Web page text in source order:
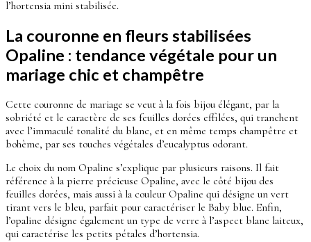
l’hortensia mini stabilisée.
La couronne en fleurs stabilisées
Opaline : tendance végétale pour un
mariage chic et champêtre
Cette couronne de mariage se veut à la fois bijou élégant, par la
sobriété et le caractère de ses feuilles dorées effilées, qui tranchent
avec l’immaculé tonalité du blanc, et en même temps champêtre et
bohème, par ses touches végétales d’eucalyptus odorant.
Le choix du nom Opaline s’explique par plusieurs raisons. Il fait
référence à la pierre précieuse Opaline, avec le côté bijou des
feuilles dorées, mais aussi à la couleur Opaline qui désigne un vert
tirant vers le bleu, parfait pour caractériser le Baby blue. Enfin,
l’opaline désigne également un type de verre à l’aspect blanc laiteux,
qui caractérise les petits pétales d’hortensia.